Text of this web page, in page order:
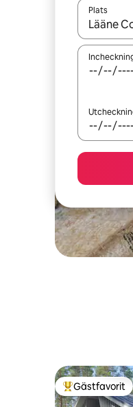
Plats
När
Populär
Gästfavorit